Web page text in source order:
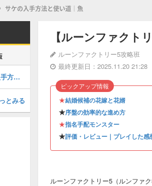
サケの入手方法と使い道｜魚
【ルーンファクト
ルーンファクトリー5攻略班
最終更新日：2025.11.20 21:28
★結婚候補の花嫁と花婿
★序盤の効率的な進め方
★指名手配モンスター
★評価・レビュー｜プレイした感
ピックアップ情報
ルーンファクトリー5（ルンファ
スクラッチナックルのレシピと入手方法｜拳
とみる